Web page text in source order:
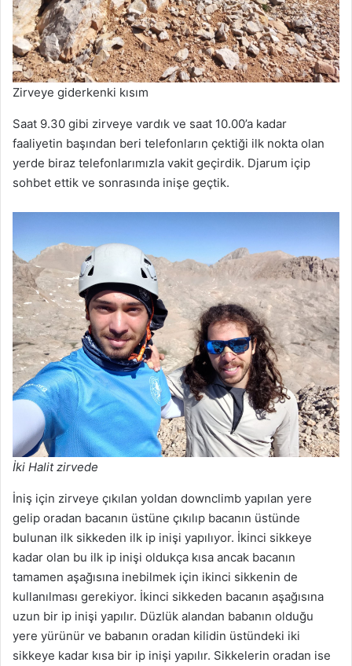
Zirveye giderkenki kısım
Saat 9.30 gibi zirveye vardık ve saat 10.00’a kadar
faaliyetin başından beri telefonların çektiği ilk nokta olan
yerde biraz telefonlarımızla vakit geçirdik. Djarum içip
sohbet ettik ve sonrasında inişe geçtik.
İki Halit zirvede
İniş için zirveye çıkılan yoldan downclimb yapılan yere
gelip oradan bacanın üstüne çıkılıp bacanın üstünde
bulunan ilk sikkeden ilk ip inişi yapılıyor. İkinci sikkeye
kadar olan bu ilk ip inişi oldukça kısa ancak bacanın
tamamen aşağısına inebilmek için ikinci sikkenin de
kullanılması gerekiyor. İkinci sikkeden bacanın aşağısına
uzun bir ip inişi yapılır. Düzlük alandan babanın olduğu
yere yürünür ve babanın oradan kilidin üstündeki iki
sikkeye kadar kısa bir ip inişi yapılır. Sikkelerin oradan ise